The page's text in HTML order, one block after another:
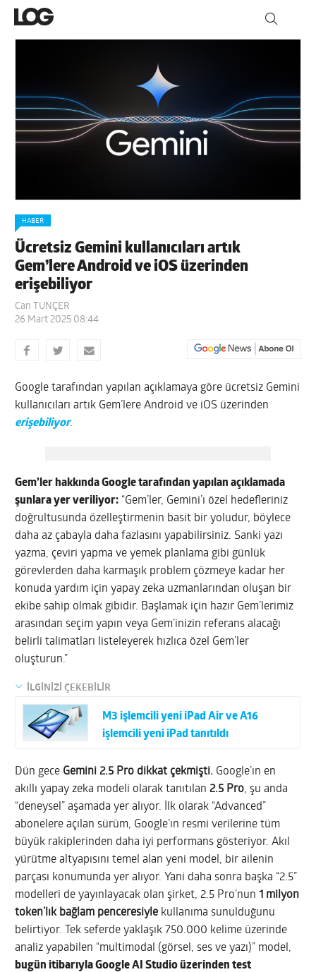
HABER
Ücretsiz Gemini kullanıcıları artık
Gem’lere Android ve iOS üzerinden
erişebiliyor
Can TUNÇER
26 Mart 2025 08:44
Google tarafından yapılan açıklamaya göre ücretsiz Gemini
kullanıcıları artık Gem’lere Android ve iOS üzerinden
erişebiliyor.
Gem’ler hakkında Google tarafından yapılan açıklamada
şunlara yer veriliyor: “Gem’ler, Gemini’ı özel hedefleriniz
doğrultusunda özelleştirmenin basit bir yoludur, böylece
daha az çabayla daha fazlasını yapabilirsiniz. Sanki yazı
yazma, çeviri yapma ve yemek planlama gibi günlük
görevlerden daha karmaşık problem çözmeye kadar her
konuda yardım için yapay zeka uzmanlarından oluşan bir
ekibe sahip olmak gibidir. Başlamak için hazır Gem’lerimiz
arasından seçim yapın veya Gem’inizin referans alacağı
belirli talimatları listeleyerek hızlıca özel Gem’ler
oluşturun.”
İLGİNİZİ ÇEKEBİLİR
M3 işlemcili yeni iPad Air ve A16
işlemcili yeni iPad tanıtıldı
Dün gece Gemini 2.5 Pro dikkat çekmişti. Google’ın en
akıllı yapay zeka modeli olarak tanıtılan 2.5 Pro, şu anda
“deneysel” aşamada yer alıyor. İlk olarak “Advanced”
abonelere açılan sürüm, Google’ın resmi verilerine tüm
büyük rakiplerinden daha iyi performans gösteriyor. Akıl
yürütme altyapısını temel alan yeni model, bir ailenin
parçası konumunda yer alıyor. Yani daha sonra başka “2.5”
modelleri de yayınlayacak olan şirket, 2.5 Pro’nun1 milyon
token’lık bağlam penceresiyle kullanıma sunulduğunu
belirtiyor. Tek seferde yaklaşık 750.000 kelime üzerinde
analiz yapabilen “multimodal (görsel, ses ve yazı)” model,
bugün itibarıyla Google AI Studio üzerinden test